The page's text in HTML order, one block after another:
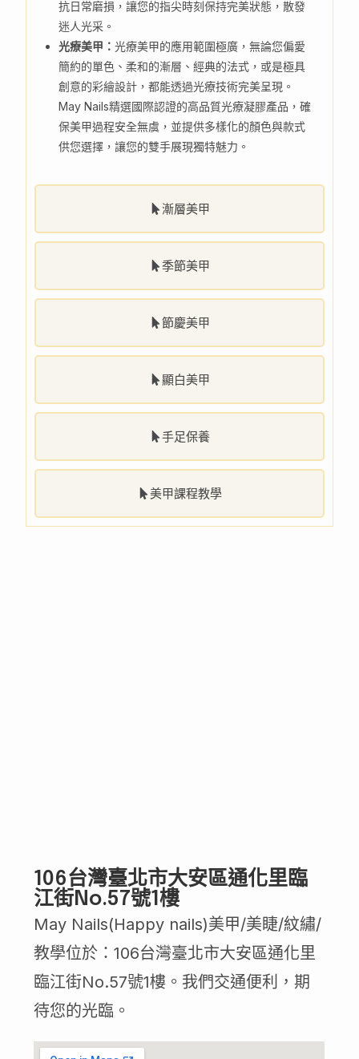
漸層美甲
季節美甲
節慶美甲
顯白美甲
手足保養
美甲課程教學
抗日常磨損，讓您的指尖時刻保持完美狀態，散發
迷人光采。
光療美甲：光療美甲的應用範圍極廣，無論您偏愛
簡約的單色、柔和的漸層、經典的法式，或是極具
創意的彩繪設計，都能透過光療技術完美呈現。
May Nails精選國際認證的高品質光療凝膠產品，確
保美甲過程安全無虞，並提供多樣化的顏色與款式
供您選擇，讓您的雙手展現獨特魅力。
106台灣臺北市大安區通化里臨
江街No.57號1樓
May Nails(Happy nails)美甲/美睫/紋繡/
教學位於：106台灣臺北市大安區通化里
臨江街No.57號1樓。我們交通便利，期
待您的光臨。